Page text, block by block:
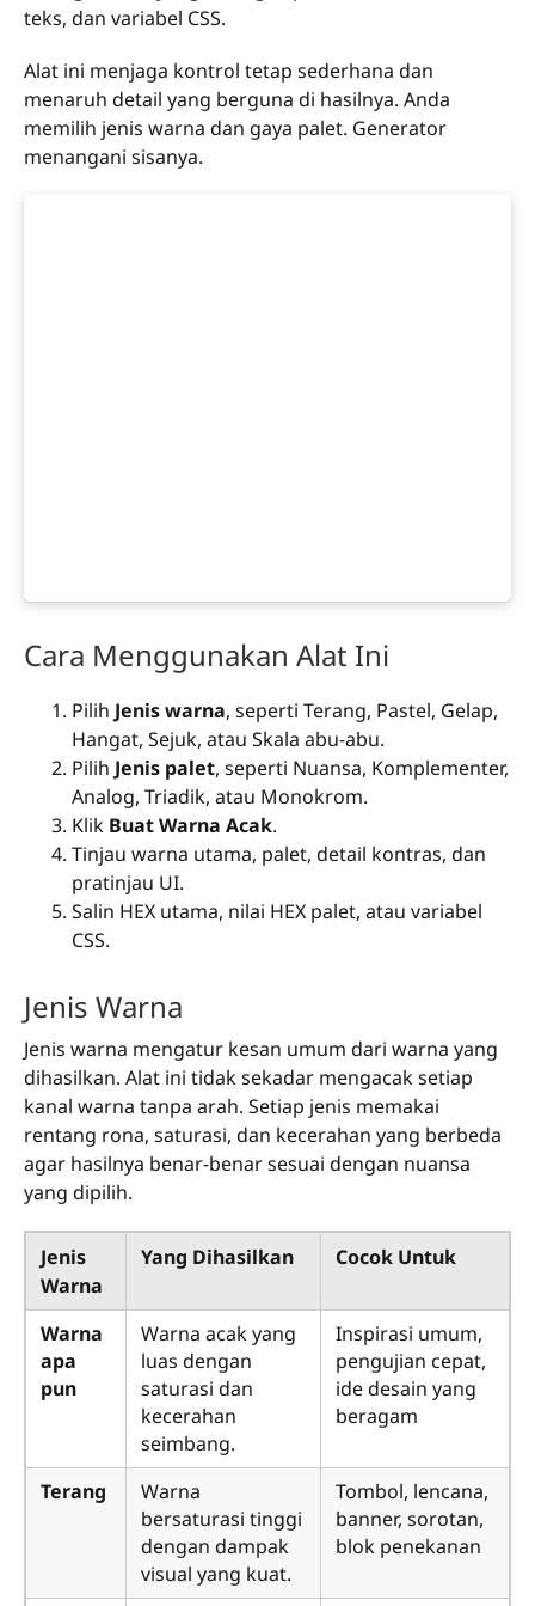
teks, dan variabel CSS.
Alat ini menjaga kontrol tetap sederhana dan
menaruh detail yang berguna di hasilnya. Anda
memilih jenis warna dan gaya palet. Generator
menangani sisanya.
Cara Menggunakan Alat Ini
Pilih Jenis warna, seperti Terang, Pastel, Gelap,
Hangat, Sejuk, atau Skala abu-abu.
Pilih Jenis palet, seperti Nuansa, Komplementer,
Analog, Triadik, atau Monokrom.
Klik Buat Warna Acak.
Tinjau warna utama, palet, detail kontras, dan
pratinjau UI.
Salin HEX utama, nilai HEX palet, atau variabel
CSS.
Jenis Warna
Jenis warna mengatur kesan umum dari warna yang
dihasilkan. Alat ini tidak sekadar mengacak setiap
kanal warna tanpa arah. Setiap jenis memakai
rentang rona, saturasi, dan kecerahan yang berbeda
agar hasilnya benar-benar sesuai dengan nuansa
yang dipilih.
Jenis
Warna
Yang Dihasilkan Cocok Untuk
Warna
apa
pun
Warna acak yang
luas dengan
saturasi dan
kecerahan
seimbang.
Inspirasi umum,
pengujian cepat,
ide desain yang
beragam
Terang
Warna
bersaturasi tinggi
dengan dampak
visual yang kuat.
Tombol, lencana,
banner, sorotan,
blok penekanan